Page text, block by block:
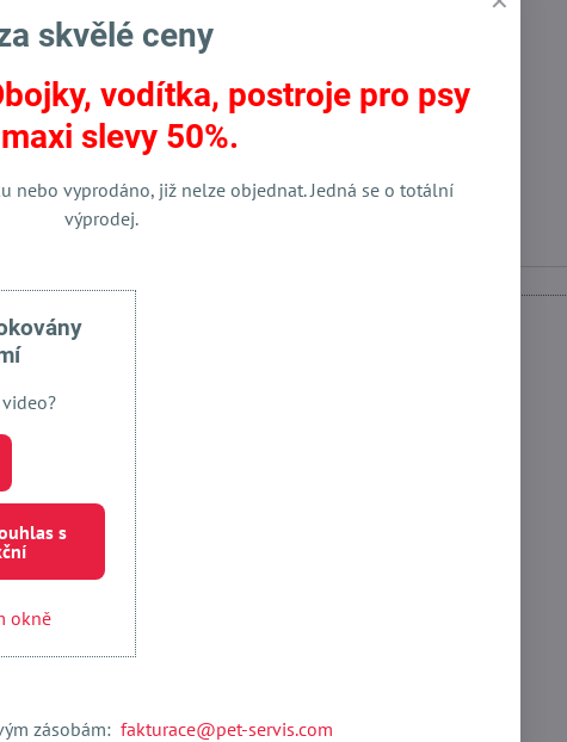
BlueskyPinterestRedditLinkedInWhatsApp
E-
je blokován Volbami soukromí
si načíst externí obsah?
a zapamatovat - souhlas s druhem cookie: Funkční
obsah v novém okně
skvělé ceny
vodítka, postroje pro psy
slevy 50%.
nebo vyprodáno, již nelze objednat. Jedná se o totální
výprodej.
s
okně
zásobám:fakturace@pet-servis.com